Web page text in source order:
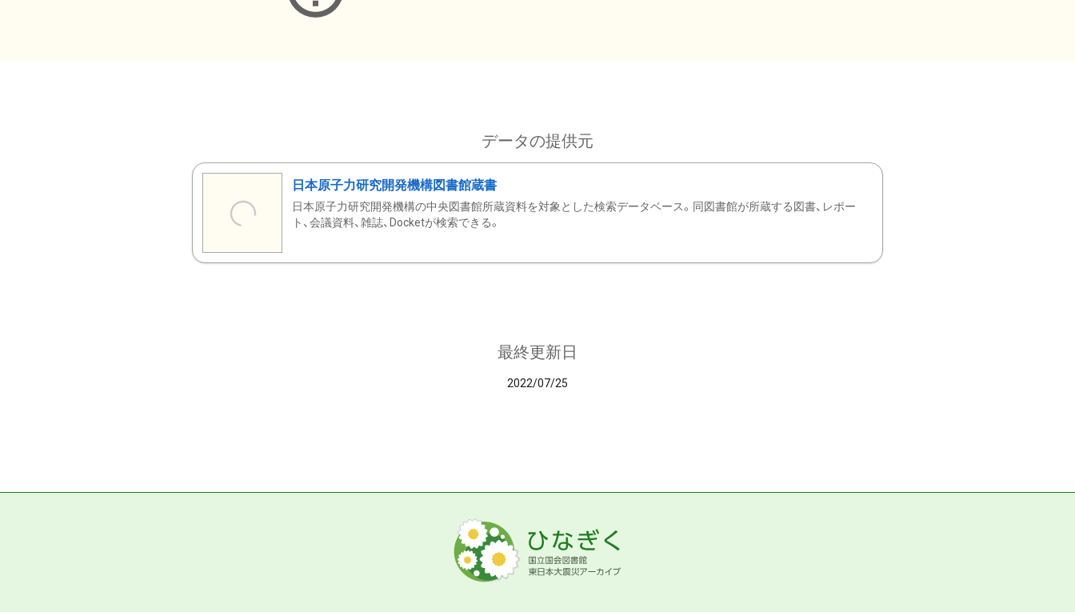
データの提供元
日本原子力研究開発機構図書館蔵書
日本原子力研究開発機構の中央図書館所蔵資料を対象とした検索データベース。同図書館が所蔵する図書、レポー
ト、会議資料、雑誌、Docketが検索できる。
最終更新日
2022/07/25